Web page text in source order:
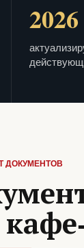
2026
ДОКУМЕНТОВ